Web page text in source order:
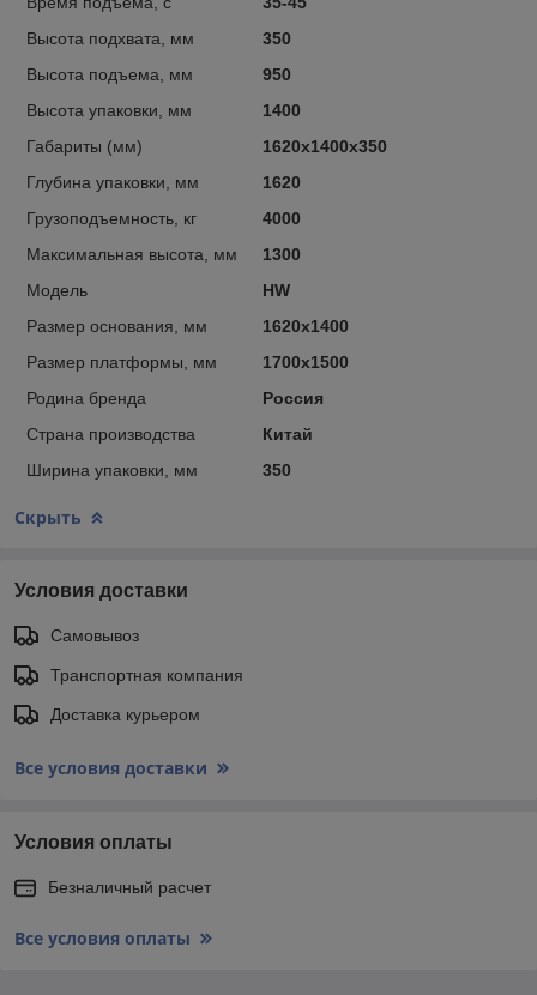
Высота подхвата, мм
350
Высота подъема, мм
950
Высота упаковки, мм
1400
Габариты (мм)
1620х1400х350
Глубина упаковки, мм
1620
Грузоподъемность, кг
4000
Максимальная высота, мм
1300
Модель
HW
Размер основания, мм
1620х1400
Размер платформы, мм
1700х1500
Родина бренда
Россия
Страна производства
Китай
Ширина упаковки, мм
350
Скрыть
Условия доставки
Самовывоз
Транспортная компания
Доставка курьером
Все условия доставки
Условия оплаты
Безналичный расчет
Все условия оплаты